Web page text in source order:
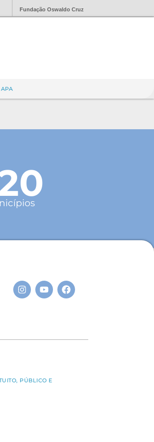
Fundação Oswaldo Cruz
PÚBLICO E